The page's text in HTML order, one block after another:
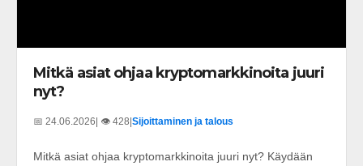
Mitkä asiat ohjaa kryptomarkkinoita juuri
nyt?
📅 24.06.2026 | 👁️ 428 Sijoittaminen ja talous
Mitkä asiat ohjaa kryptomarkkinoita juuri nyt? Käydään